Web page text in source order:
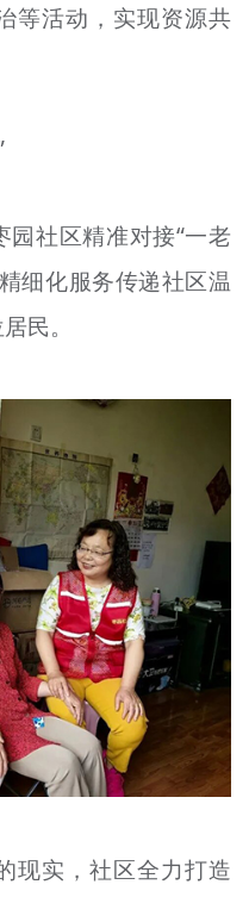
等活动，实现资源共
社区精准对接“一老
细化服务传递社区温
民。
现实，社区全力打造